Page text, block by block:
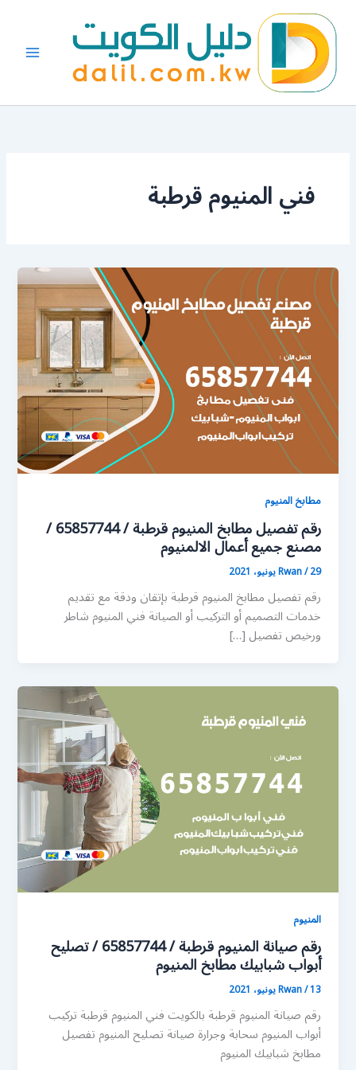
المحتوى
فني المنيوم قرطبة
مطابخ المنيوم
رقم تفصيل مطابخ المنيوم قرطبة / 65857744 /
مصنع جميع أعمال الالمنيوم
Rwan/29 يونيو، 2021
رقم تفصيل مطابخ المنيوم قرطبة بإتقان ودقة مع تقديم
خدمات التصميم أو التركيب أو الصيانة فني المنيوم شاطر
ورخيص تفصيل […]
المنيوم
رقم صيانة المنيوم قرطبة / 65857744 / تصليح
أبواب شبابيك مطابخ المنيوم
Rwan/13 يونيو، 2021
رقم صيانة المنيوم قرطبة بالكويت فني المنيوم قرطبة تركيب
أبواب المنيوم سحابة وجرارة صيانة تصليح المنيوم تفصيل
مطابخ شبابيك المنيوم